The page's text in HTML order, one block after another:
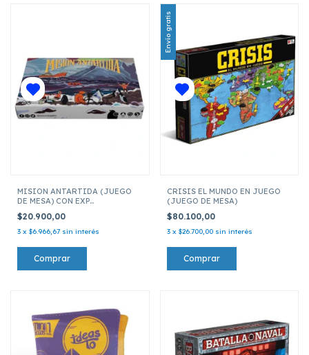
MISION ANTARTIDA (JUEGO
DE MESA) CON EXP
$20.900,00
3 x $6.966,67 sin interés
Envío gratis
CRISIS EL MUNDO EN JUEGO
(JUEGO DE MESA)
$80.100,00
3 x $26.700,00 sin interés